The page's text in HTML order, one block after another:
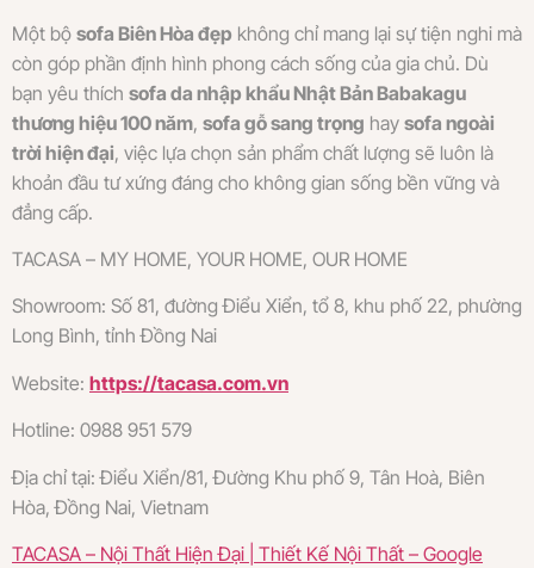
Một bộ sofa Biên Hòa đẹp không chỉ mang lại sự tiện nghi mà
còn góp phần định hình phong cách sống của gia chủ. Dù
bạn yêu thích sofa da nhập khẩu Nhật Bản Babakagu
thương hiệu 100 năm, sofa gỗ sang trọng hay sofa ngoài
trời hiện đại, việc lựa chọn sản phẩm chất lượng sẽ luôn là
khoản đầu tư xứng đáng cho không gian sống bền vững và
đẳng cấp.
TACASA – MY HOME, YOUR HOME, OUR HOME
Showroom: Số 81, đường Điểu Xiển, tổ 8, khu phố 22, phường
Long Bình, tỉnh Đồng Nai
Website: https://tacasa.com.vn
Hotline: 0988 951 579
Địa chỉ tại: Điểu Xiển/81, Đường Khu phố 9, Tân Hoà, Biên
Hòa, Đồng Nai, Vietnam
TACASA – Nội Thất Hiện Đại | Thiết Kế Nội Thất – Google